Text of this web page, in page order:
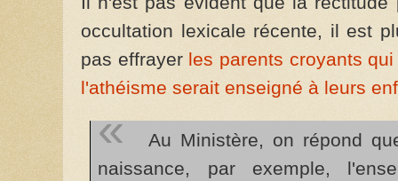
occultation lexicale récente, il est
pas effrayer les parents croyants
l'athéisme serait enseigné à leurs
Au Ministère, on répond
naissance, par exemple,